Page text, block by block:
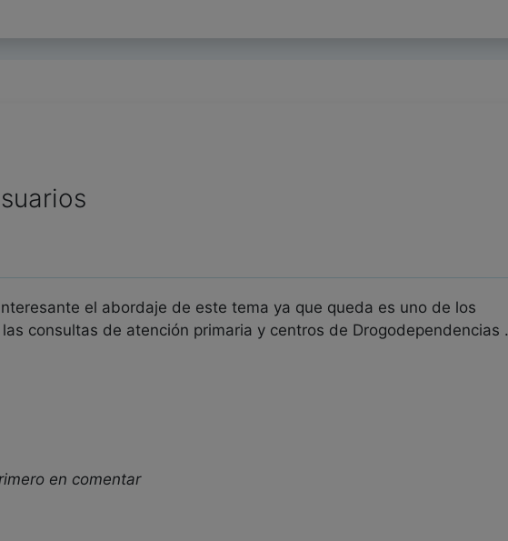
el abordaje de este tema ya que queda es uno de los
consultas de atención primaria y centros de Drogodependencias .
en comentar